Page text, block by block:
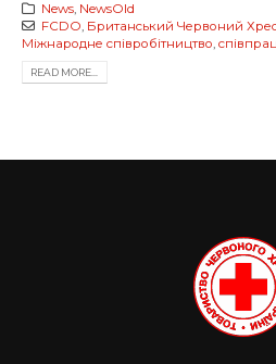
News, NewsOld
FCDO, Британський Червоний
Міжнародне співробітництво,
READ MORE...